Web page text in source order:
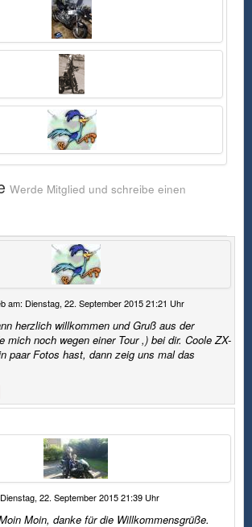
fehlerhafter oder unvollständiger Informationen
verursacht wurden, sind grundsätzlich
ausgeschlossen, sofern seitens des Autors kein
nachweislich vorsätzliches oder grob
fahrlässiges Verschulden besteht. Alle Angebote
sind freibleibend und unverbindlich. Der Autor
behält es sich ausdrücklich vor, Teile der Seiten
oder das gesamte Angebot ohne gesonderte
Ankündigung zu verändern, zu ergänzen, zu
löschen, oder die Veröffentlichung zeitweilig oder
ganz einzustellen.
rechtlichen Fragen gegeben werden, sind diese
nicht als Rechtsberatung im Sinne des
Erfahrungen und Einschätzungen dar. Auskünfte
des Autors, gleich welcher Art, sind grundsätzlich
als unverbindlich anzusehen.
im Internet gelegt. Für all diese Links gilt: Der
Betreiber von MotoFreak.de hat keinerlei Einfluss
auf die Gestaltung und die Inhalte der gelinkten
Seiten war ein ungesetzlicher Inhalt erkennbar.
Inhalte verlinkter Seiten nicht zueigen. Gleiches
gilt für Links in sämtlichen E-Mails und Bannern
und Textlinks. Sollten Sie von strafbaren Inhalten
auf einer der hier verlinkten Seiten Kenntnis
und der entsprechende Link wird von uns
umgehend entfernt.
Werde Mitglied und schreibe einen
am: Dienstag, 22. September 2015 21:21 Uhr
herzlich willkommen und Gruß aus der
mich noch wegen einer Tour ,) bei dir. Coole ZX-
paar Fotos hast, dann zeig uns mal das
22. September 2015 21:39 Uhr
Moin, danke für die Willkommensgrüße.